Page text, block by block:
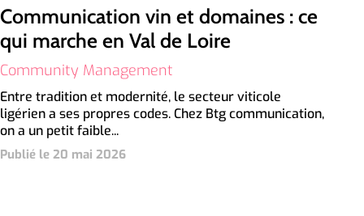
Communication vin et domaines : ce
qui marche en Val de Loire
Community Management
Entre tradition et modernité, le secteur viticole
ligérien a ses propres codes. Chez Btg communication,
on a un petit faible...
Publié le 20 mai 2026